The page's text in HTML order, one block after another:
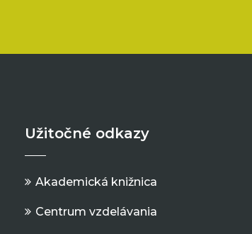
Užitočné odkazy
Akademická knižnica
Centrum vzdelávania